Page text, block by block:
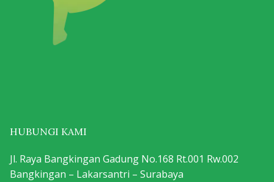
HUBUNGI KAMI
Jl. Raya Bangkingan Gadung No.168 Rt.001 Rw.002
Bangkingan – Lakarsantri – Surabaya